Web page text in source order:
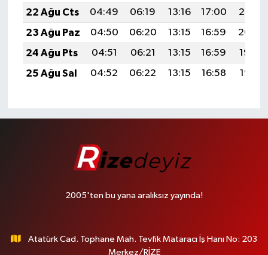
22 Ağu Cts
04:49 06:19 13:16 17:00
20:02
23 Ağu Paz
04:50 06:20 13:15 16:59
20:00
24 Ağu Pts
04:51 06:21 13:15 16:59
19:59
25 Ağu Sal
04:52 06:22 13:15 16:58 19:57
2005'ten bu yana aralıksız yayında!
Atatürk Cad. Tophane Mah. Tevfik Mataracı İş Hanı No: 203
Merkez/RİZE